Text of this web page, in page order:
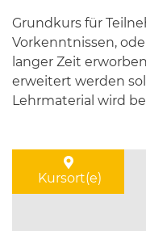
Grundkurs für
Vorkenntnissen,
langer Zeit
erweitert werden
Lehrmaterial wird
Kursort(e)